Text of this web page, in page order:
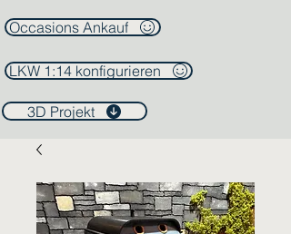
Occasions Ankauf
LKW 1:14 konfigurieren
3D Projekt